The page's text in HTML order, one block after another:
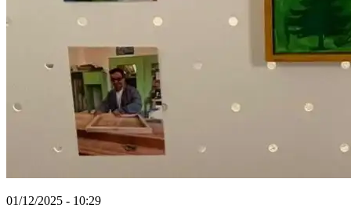
01/12/2025 - 10:29